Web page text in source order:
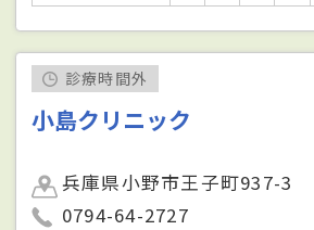
診療時間外
小島クリニック
兵庫県小野市王子町937-3
0794-64-2727